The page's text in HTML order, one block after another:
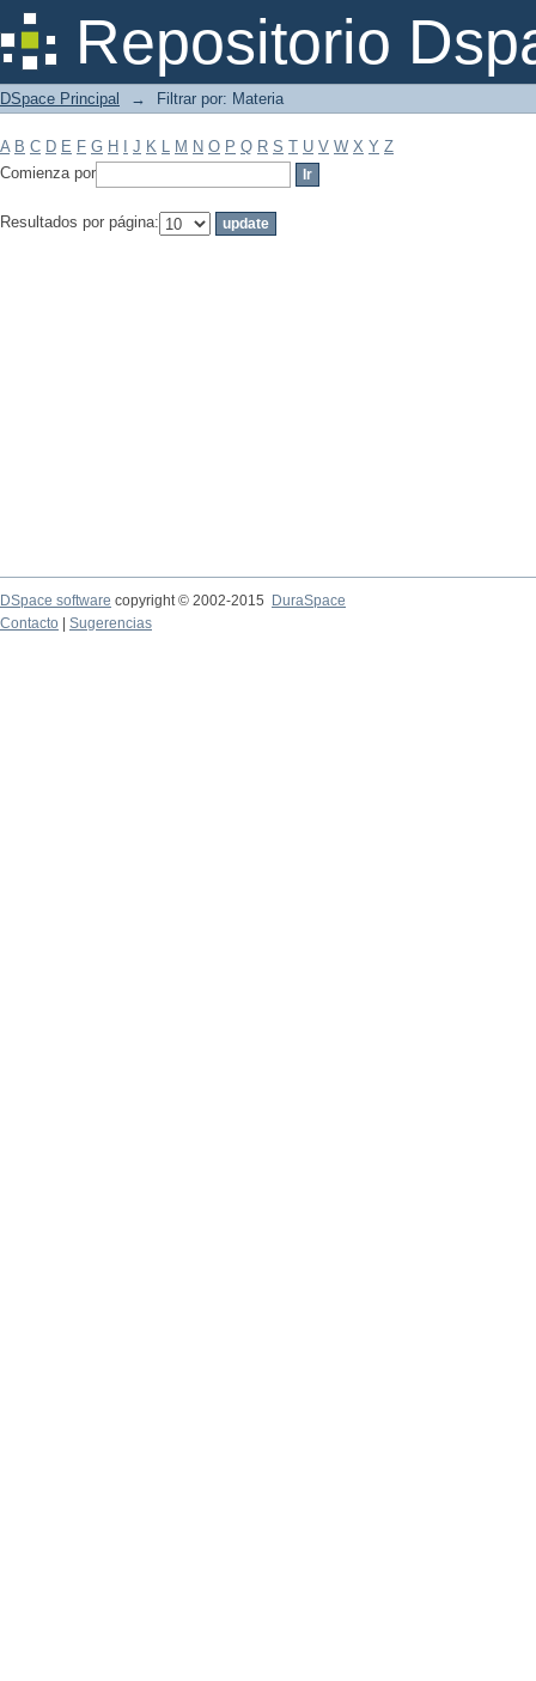
Repositorio
Filtrar por: Materia
DSpace Principal → Filtrar por: Materia
A B C D E F G H J K L M N O P Q R S T U V W X Y Z
Comienza por
Resultados por página:
DSpace software copyright © 2002-2015
DuraSpace
Contacto
Sugerencias